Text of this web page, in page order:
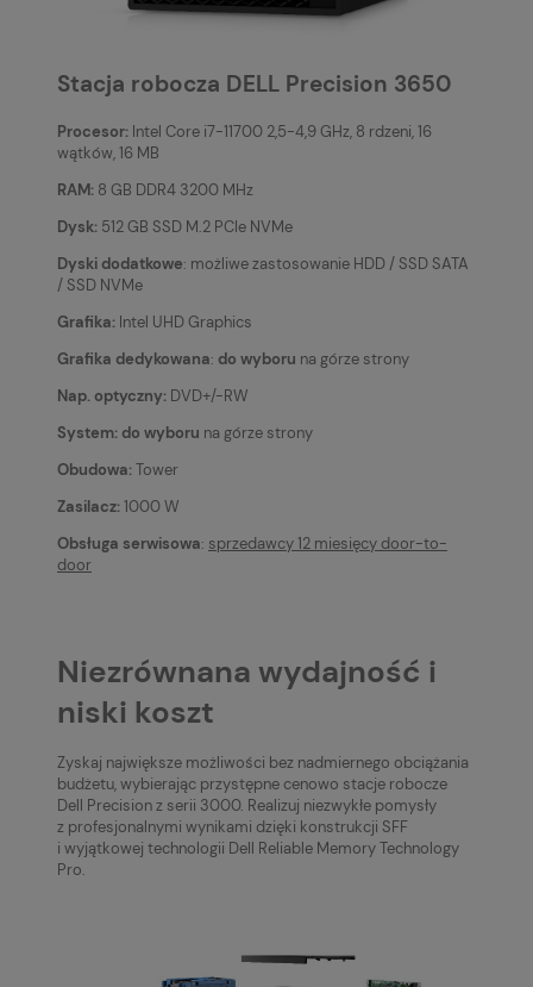
Stacja robocza DELL Precision 3650
Procesor: Intel Core i7-11700 2,5-4,9 GHz, 8 rdzeni, 16
wątków, 16 MB
RAM: 8 GB DDR4 3200 MHz
Dysk: 512 GB SSD M.2 PCIe NVMe
Dyski dodatkowe: możliwe zastosowanie HDD / SSD SATA
/ SSD NVMe
Grafika: Intel UHD Graphics
Grafika dedykowana: do wyboru na górze strony
Nap. optyczny: DVD+/-RW
System: do wyboru na górze strony
Obudowa:Tower
Zasilacz:1000 W
Obsługa serwisowa: sprzedawcy 12 miesięcy door-to-
door
Niezrównana wydajność i
niski koszt
Zyskaj największe możliwości bez nadmiernego obciążania
budżetu, wybierając przystępne cenowo stacje robocze
Dell Precision z serii 3000. Realizuj niezwykłe pomysły
z profesjonalnymi wynikami dzięki konstrukcji SFF
i wyjątkowej technologii Dell Reliable Memory Technology
Pro.